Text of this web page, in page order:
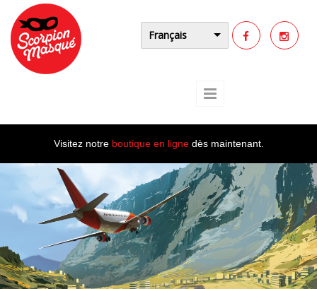
Aller au contenu principal
Français
Visitez notre boutique en lignedès maintenant.